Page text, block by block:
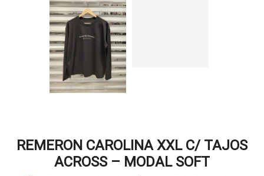
REMERON CAROLINA XXL C/ TAJOS
ACROSS – MODAL SOFT